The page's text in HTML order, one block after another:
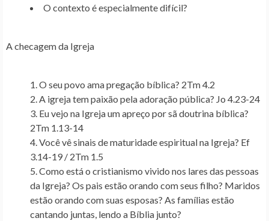
O contexto é especialmente difícil?
A checagem da Igreja
O seu povo ama pregação bíblica? 2Tm 4.2
A igreja tem paixão pela adoração pública? Jo 4.23-24
Eu vejo na Igreja um apreço por sã doutrina bíblica?
2Tm 1.13-14
Você vê sinais de maturidade espiritual na Igreja? Ef
3.14-19 / 2Tm 1.5
Como está o cristianismo vivido nos lares das pessoas
da Igreja? Os pais estão orando com seus filho? Maridos
estão orando com suas esposas? As famílias estão
cantando juntas, lendo a Bíblia junto?